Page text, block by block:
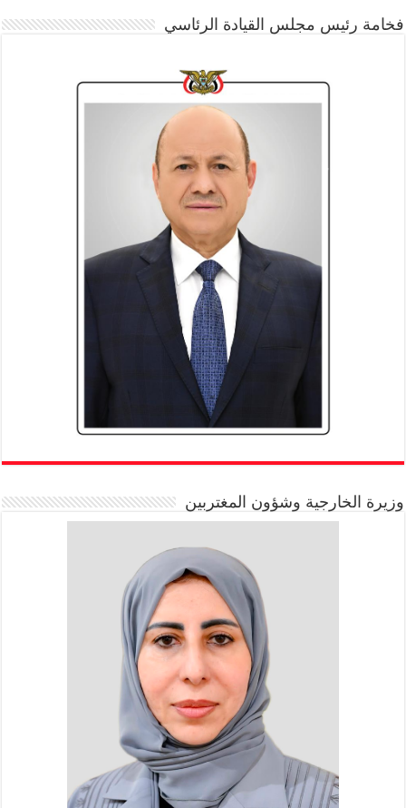
فخامة رئيس مجلس القيادة الرئاسي
وزيرة الخارجية وشؤون المغتربين